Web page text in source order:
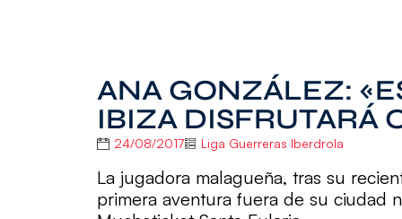
ANA GONZÁLEZ:
IBIZA DISFRUTARÁ
24/08/2017 Liga Guerreras Iberdrola
La jugadora malagueña, tras su
primera aventura fuera de su ciudad